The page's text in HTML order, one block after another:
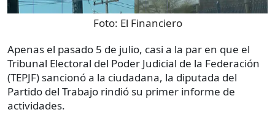
Foto: El Financiero
Apenas el pasado 5 de julio, casi a la par en que el
Tribunal Electoral del Poder Judicial de la Federación
(TEPJF) sancionó a la ciudadana, la diputada del
Partido del Trabajo rindió su primer informe de
actividades.